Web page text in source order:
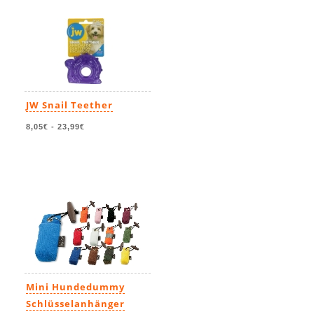
JW Snail Teether
8,05€ - 23,99€
Mini Hundedummy
Schlüsselanhänger